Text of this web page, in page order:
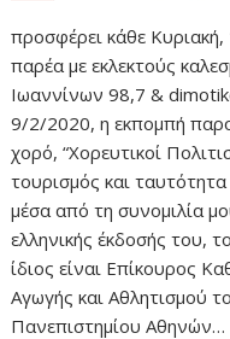
προσφέρει κάθε
παρέα με εκλεκτούς
Ιωαννίνων 98,7 &
9/2/2020, η εκπομπή
χορό, “Χορευτικοί
τουρισμός και
μέσα από τη συνομιλία
ελληνικής έκδοσής του,
ίδιος είναι Επίκουρος
Αγωγής και Αθλητισμού
Πανεπιστημίου Αθηνών…